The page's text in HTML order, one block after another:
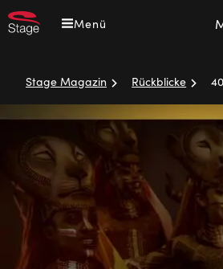
Direkt
zum
Menü
Pfadnavigation
Stage Magazin Rückblicke